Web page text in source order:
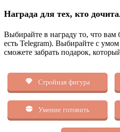
Награда для тех, кто
Выбирайте в награду то, что
есть Telegram). Выбирайте с
сможете забрать подарок,
Стройная фигура
Умение готовить